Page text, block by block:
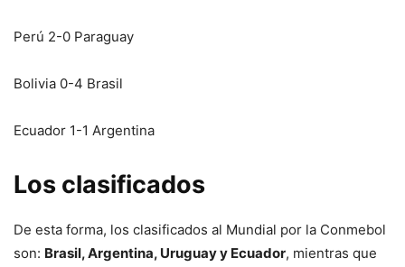
Perú 2-0 Paraguay
Bolivia 0-4 Brasil
Ecuador 1-1 Argentina
Los clasificados
De esta forma, los clasificados al Mundial por la Conmebol
son: Brasil, Argentina, Uruguay y Ecuador, mientras que